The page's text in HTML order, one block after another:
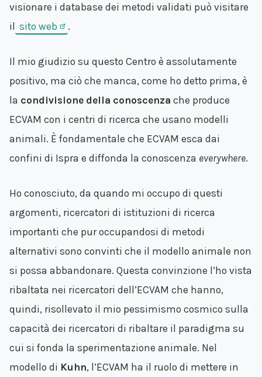
visionare i database dei metodi validati può visitare
il sito web .
Il mio giudizio su questo Centro è assolutamente
positivo, ma ciò che manca, come ho detto prima, è
la condivisione della conoscenza che produce
ECVAM con i centri di ricerca che usano modelli
animali. È fondamentale che ECVAM esca dai
confini di Ispra e diffonda la conoscenza everywhere.
Ho conosciuto, da quando mi occupo di questi
argomenti, ricercatori di istituzioni di ricerca
importanti che pur occupandosi di metodi
alternativi sono convinti che il modello animale non
si possa abbandonare. Questa convinzione l’ho vista
ribaltata nei ricercatori dell’ECVAM che hanno,
quindi, risollevato il mio pessimismo cosmico sulla
capacità dei ricercatori di ribaltare il paradigma su
cui si fonda la sperimentazione animale. Nel
modello di Kuhn, l’ECVAM ha il ruolo di mettere in